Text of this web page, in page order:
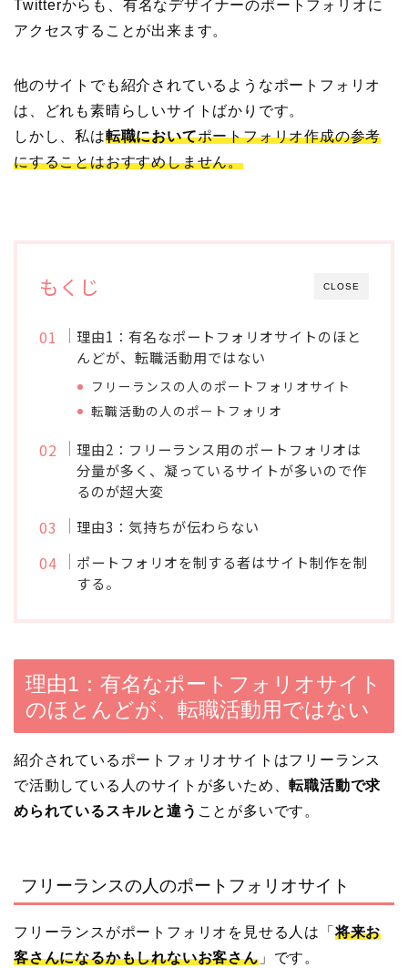
Twitterからも、有名なデザイナーのポートフォリオに
アクセスすることが出来ます。
他のサイトでも紹介されているようなポートフォリオ
は、どれも素晴らしいサイトばかりです。
しかし、私は転職においてポートフォリオ作成の参考
にすることはおすすめしません。
CLOSE
もくじ
理由1：有名なポートフォリオサイトのほと
んどが、転職活動用ではない
フリーランスの人のポートフォリオサイト
転職活動の人のポートフォリオ
理由2：フリーランス用のポートフォリオは
分量が多く、凝っているサイトが多いので作
るのが超大変
理由3：気持ちが伝わらない
ポートフォリオを制する者はサイト制作を制
する。
理由1：有名なポートフォリオサイト
のほとんどが、転職活動用ではない
紹介されているポートフォリオサイトはフリーランス
で活動している人のサイトが多いため、転職活動で求
められているスキルと違う ことが多いです。
フリーランスの人のポートフォリオサイト
フリーランスがポートフォリオを見せる人は「将来お
客さんになるかもしれないお客さん」です。